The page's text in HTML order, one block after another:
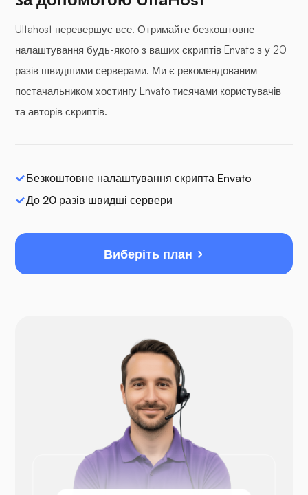
Ultahost перевершує все. Отримайте безкоштовне
налаштування будь-якого з ваших скриптів Envato з у 20
разів швидшими серверами. Ми є рекомендованим
постачальником хостингу Envato тисячами користувачів
та авторів скриптів.
Безкоштовне налаштування скрипта Envato
До 20 разів швидші сервери
Виберіть план